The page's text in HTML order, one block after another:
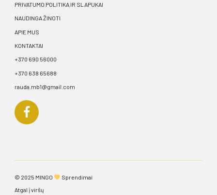
PRIVATUMO POLITIKA IR SLAPUKAI
NAUDINGA ŽINOTI
APIE MUS
KONTAKTAI
+370 690 56000
+370 638 65688
rauda.mb1@gmail.com
© 2025 MINGO
Sprendimai
Atgal į viršų